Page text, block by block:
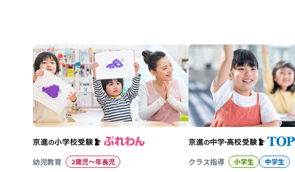
幼児教育 2歳児〜年長児 クラス指導 小学生 中学生